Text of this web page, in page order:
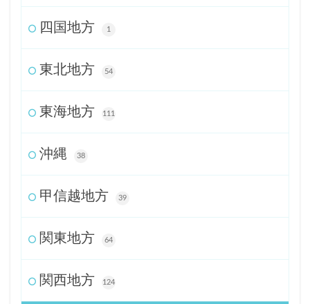
四国地方 1
東北地方 54
東海地方 111
沖縄 38
甲信越地方 39
関東地方 64
関西地方 124